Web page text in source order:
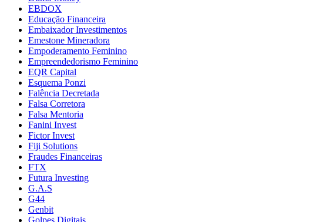
EBDOX
Educação Financeira
Embaixador Investimentos
Emestone Mineradora
Empoderamento Feminino
Empreendedorismo Feminino
EQR Capital
Esquema Ponzi
Falência Decretada
Falsa Corretora
Falsa Mentoria
Fanini Invest
Fictor Invest
Fiji Solutions
Fraudes Financeiras
FTX
Futura Investing
G.A.S
G44
Genbit
Golpes Digitais